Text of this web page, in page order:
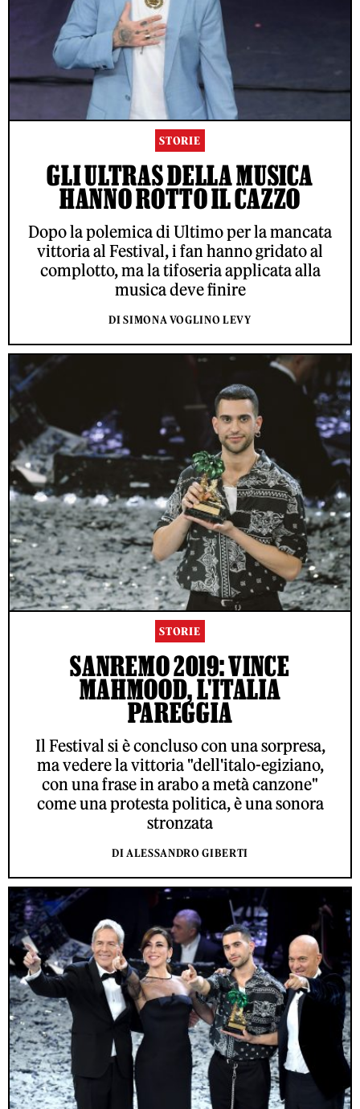
STORIE
GLI ULTRAS DELLA MUSICA
HANNO ROTTO IL CAZZO
Dopo la polemica di Ultimo per la mancata
vittoria al Festival, i fan hanno gridato al
complotto, ma la tifoseria applicata alla
musica deve finire
DI SIMONA VOGLINO LEVY
STORIE
SANREMO 2019: VINCE
MAHMOOD, L'ITALIA
PAREGGIA
Il Festival si è concluso con una sorpresa,
ma vedere la vittoria "dell'italo-egiziano,
con una frase in arabo a metà canzone"
come una protesta politica, è una sonora
stronzata
DI ALESSANDRO GIBERTI